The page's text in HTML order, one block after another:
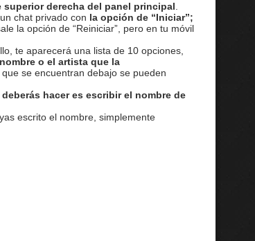
derecha del panel principal
chat privado con la opción de “Iniciar”;
la opción de “Reiniciar”, pero en tu móvil
te aparecerá una lista de 10 opciones,
o el artista que la
se encuentran debajo se pueden
hacer es escribir el nombre de
escrito el nombre, simplemente